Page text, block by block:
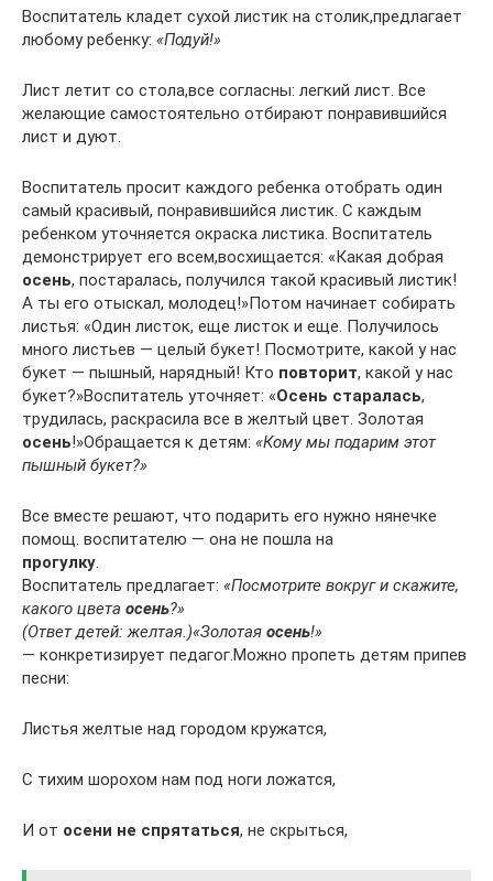
Воспитатель кладет сухой листик на столик,предлагает
любому ребенку: «Подуй!»
Лист летит со стола,все согласны: легкий лист. Все
желающие самостоятельно отбирают понравившийся
лист и дуют.
Воспитатель просит каждого ребенка отобрать один
самый красивый, понравившийся листик. С каждым
ребенком уточняется окраска листика. Воспитатель
демонстрирует его всем,восхищается: «Какая добрая
осень, постаралась, получился такой красивый листик!
А ты его отыскал, молодец!»Потом начинает собирать
листья: «Один листок, еще листок и еще. Получилось
много листьев — целый букет! Посмотрите, какой у нас
букет — пышный, нарядный! Кто повторит, какой у нас
букет?»Воспитатель уточняет: «Осень старалась,
трудилась, раскрасила все в желтый цвет. Золотая
осень!»Обращается к детям: «Кому мы подарим этот
пышный букет?»
Все вместе решают, что подарить его нужно нянечке
помощ. воспитателю — она не пошла на
прогулку.
Воспитатель предлагает: «Посмотрите вокруг и скажите,
какого цвета осень?»
(Ответ детей: желтая.)«Золотая осень!»
— конкретизирует педагог.Можно пропеть детям припев
песни:
Листья желтые над городом кружатся,
С тихим шорохом нам под ноги ложатся,
И от осени не спрятаться, не скрыться,